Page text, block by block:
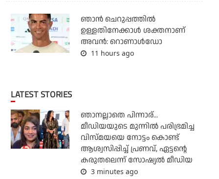
ഞാന്‍ ചെറുപ്പത്തില്‍
ഉള്ളതിനേക്കാള്‍ ശക്തനാണ്
അവന്‍: റൊണാള്‍ഡോ
11 hours ago
LATEST STORIES
ഞാനല്ലാതെ പിന്നാര്...
മീഡിയയുടെ മുന്നില്‍ പരിഭ്രമിച്ച
വിസ്മയയെ നോട്ടം കൊണ്ട്
ആശ്വസിപ്പിച്ച് പ്രണവ്, ഏട്ടന്റെ
കരുതലെന്ന് സോഷ്യല്‍ മീഡിയ
3 minutes ago